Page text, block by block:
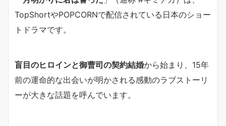
TopShortやPOPCORNで配信されている日本のショー
トドラマです。
盲目のヒロインと御曹司の契約結婚から始まり、15年
前の運命的な出会いが明かされる感動のラブストーリ
ーが大きな話題を呼んでいます。